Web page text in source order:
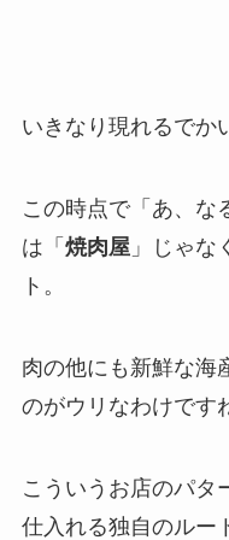
いきなり現れるでか
この時点で「あ、な
は「 焼肉屋」じゃな
ト。
肉の他にも新鮮な海
のがウリなわけです
こういうお店のパタ
仕入れる独自のルー